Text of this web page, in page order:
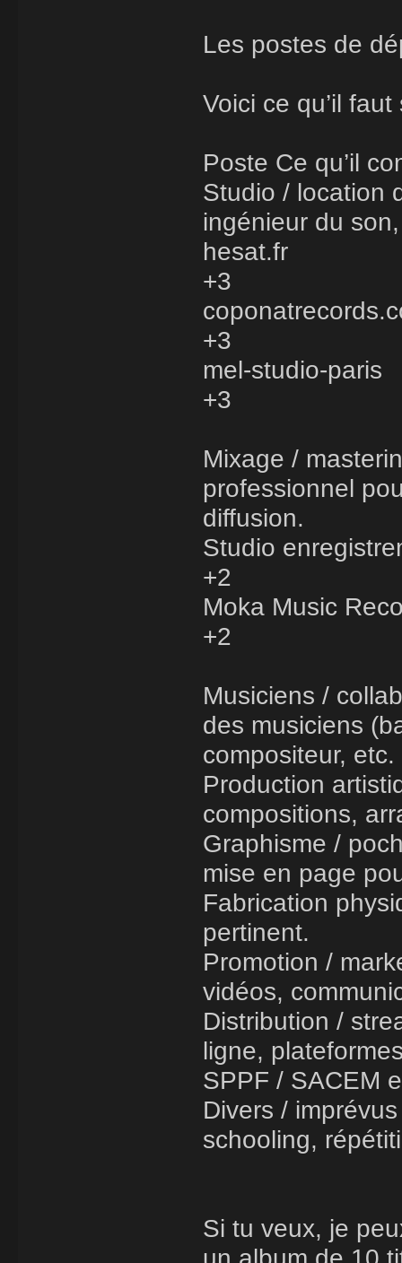
Les postes de
Voici ce qu’il
Poste Ce qu’il
Studio / location
ingénieur du
hesat.fr
+3
+3
mel-studio-paris
+3
Mixage /
professionnel
diffusion.
Studio
+2
Moka Music
+2
Musiciens /
des musiciens
compositeur,
Production
compositions,
Graphisme /
mise en page
Fabrication
pertinent.
Promotion /
vidéos,
Distribution /
ligne,
SPPF / SACEM
Divers /
schooling,
Si tu veux, je